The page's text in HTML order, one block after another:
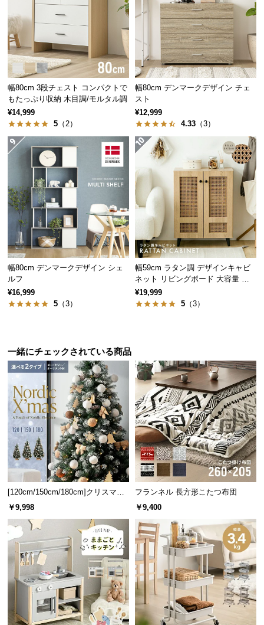
に
い
て
保
証
に
い
会
員
規
約
に
つ
い
て
様
お
せ
ブ
ロ
グ
業
情
幅80cm 3段チェスト コンパクトで
もたっぷり収納 木目調/モルタル調
¥14,999
5 （2）
幅80cm デンマークデザイン チェ
スト
¥12,999
4.33 （3）
幅80cm デンマークデザイン シェ
ルフ
¥16,999
5 （3）
幅59cm ラタン調 デザインキャビ
ネット リビングボード 大容量 可
動棚
¥19,999
5 （3）
一緒にチェックされている商品
[120cm/150cm/180cm]クリスマス
ツリー オーナメント付
￥9,998
フランネル 長方形こたつ布団
￥9,400